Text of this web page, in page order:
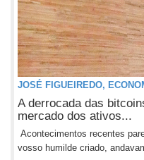
JOSÉ FIGUEIREDO,
A derrocada das
mercado dos ativos...
Acontecimentos recentes
vosso humilde criado,